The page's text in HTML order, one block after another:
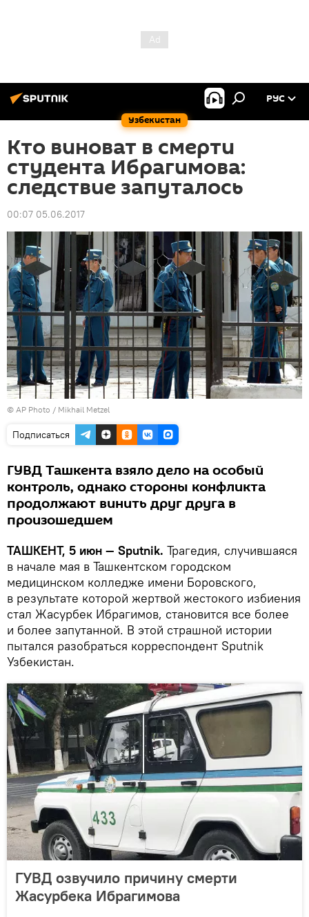
Узбекистан
РУС
Кто виноват в смерти
студента Ибрагимова:
следствие запуталось
00:07 05.06.2017
© AP Photo / Mikhail Metzel
Подписаться
ГУВД Ташкента взяло дело на особый
контроль, однако стороны конфликта
продолжают винить друг друга в
произошедшем
ТАШКЕНТ, 5 июн — Sputnik. Трагедия, случившаяся
в начале мая в Ташкентском городском
медицинском колледже имени Боровского,
в результате которой жертвой жестокого избиения
стал Жасурбек Ибрагимов, становится все более
и более запутанной. В этой страшной истории
пытался разобраться корреспондент Sputnik
Узбекистан.
ГУВД озвучило причину смерти
Жасурбека Ибрагимова